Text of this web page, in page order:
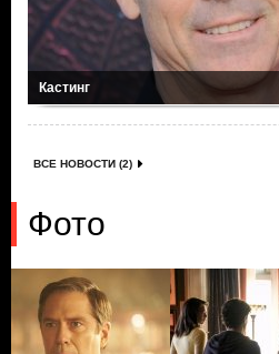
Кастинг
ВСЕ НОВОСТИ (2)
Фото